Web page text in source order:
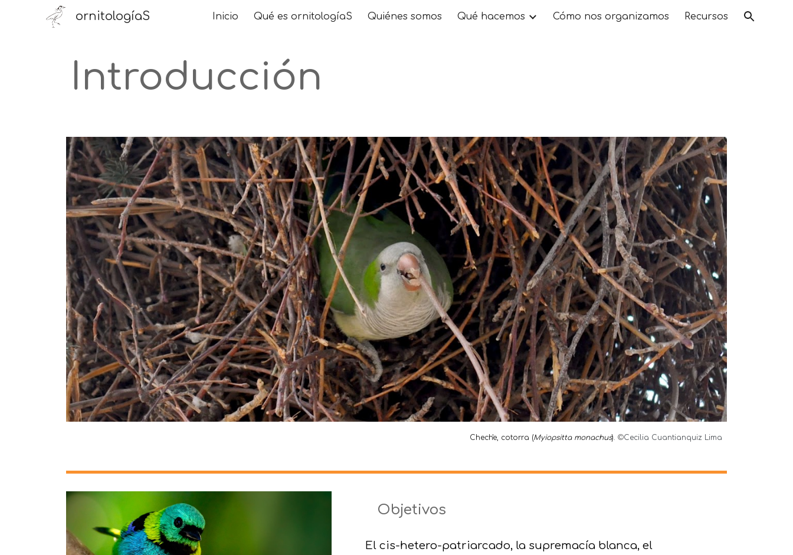
Skip to main content Skip to navigation
ornitologíaS Inicio Qué es ornitologíaS Quiénes somos Qué hacemos Cómo nos organizamos Recursos
Introducción
Chech'e, cotorra (Myiopsitta monachus). ©Cecilia Cuantianquiz Lima
Objetivos
El cis-hetero-patriarcado, la supremacía blanca, el